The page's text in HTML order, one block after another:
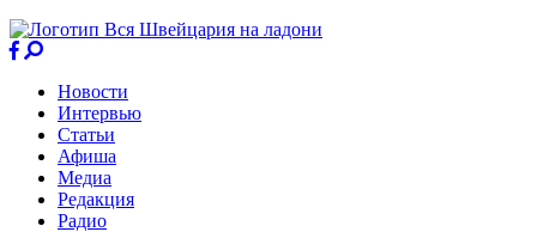
Новости
Интервью
Статьи
Афиша
Медиа
Редакция
Радио